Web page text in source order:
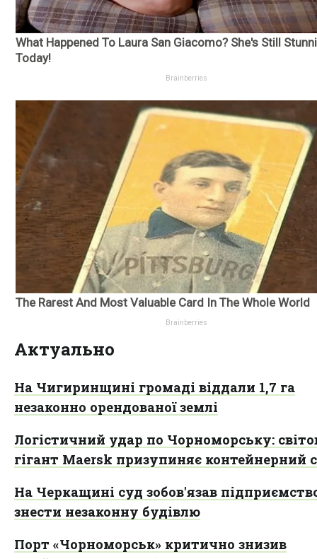
Актуально
На Чигиринщині громаді віддали 1,7 га
незаконно орендованої землі
Логістичний удар по Чорноморську:
гігант Maersk призупиняє контейнерний
На Черкащині суд зобов'язав
знести незаконну будівлю
Порт «Чорноморськ» критично знизив